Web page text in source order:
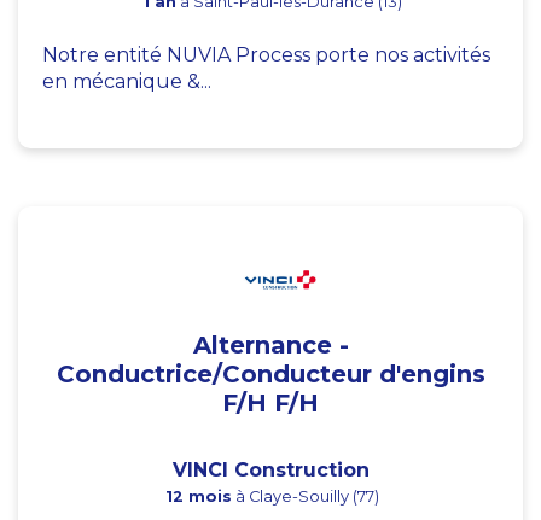
Notre entité NUVIA Process porte nos activités
en mécanique &...
Alternance -
Conductrice/Conducteur d'engins
F/H F/H
VINCI Construction
12 mois à Claye-Souilly (77)